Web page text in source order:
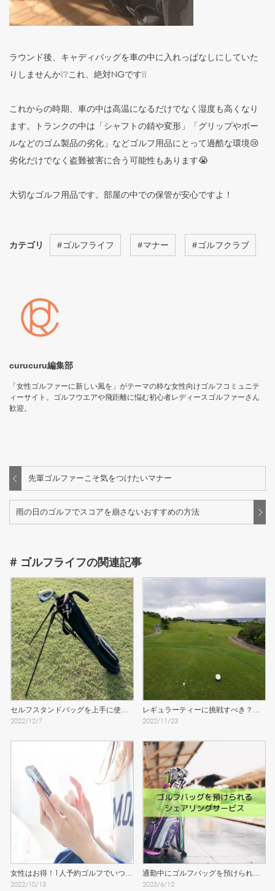
ラウンド後、キャディバッグを車の中に入れっぱなしにしていた
りしませんか❕❔これ、絶対NGです❕❕
これからの時期、車の中は高温になるだけでなく湿度も高くなり
ます。トランクの中は「シャフトの錆や変形」「グリップやボー
ルなどのゴム製品の劣化」などゴルフ用品にとって過酷な環境😢
劣化だけでなく盗難被害に合う可能性もあります😭
大切なゴルフ用品です。部屋の中での保管が安心ですよ！
カテゴリ #ゴルフライフ #マナー #ゴルフクラブ
curucuru編集部
「女性ゴルファーに新しい風を」がテーマの粋な女性向けゴルフコミュニテ
ィーサイト。ゴルフウエアや飛距離に悩む初心者レディースゴルファーさん
歓迎。
先輩ゴルファーこそ気をつけたいマナー
雨の日のゴルフでスコアを崩さないおすすめの方法
# ゴルフライフの関連記事
セルフスタンドバッグを上手に使う
ために知っておきたい注意点
2022/12/7
レギュラーティーに挑戦すべき？女
子のティーグラウンド問題
2022/11/23
女性はお得！1人予約ゴルフでいつで
もラウンド！
2022/10/13
通勤中にゴルフバッグを預けられる
シェアリングサービスを発見！
2023/6/12